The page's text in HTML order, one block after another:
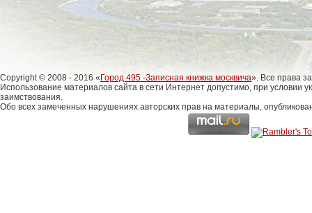
Copyright © 2008 - 2016 « Город 495 -Записная книжка москвича». Все права
Использование материалов сайта в сети Интернет допустимо, при условии
заимствования.
Обо всех замеченных нарушениях авторских прав на материалы,